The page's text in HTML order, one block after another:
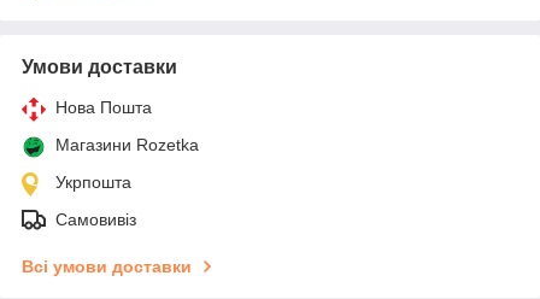
Умови доставки
Нова Пошта
Магазини Rozetka
Укрпошта
Самовивіз
Всі умови доставки